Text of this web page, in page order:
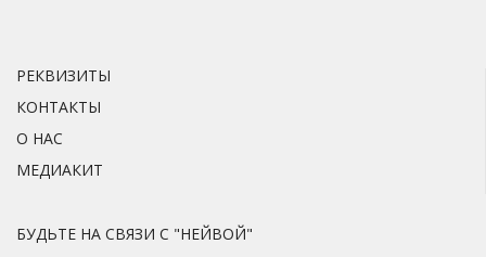
РЕКВИЗИТЫ
КОНТАКТЫ
О НАС
МЕДИАКИТ
БУДЬТЕ НА СВЯЗИ С "НЕЙВОЙ"